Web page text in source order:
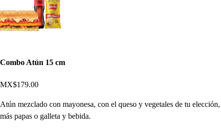
Combo Atún 15 cm
MX$179.00
Atún mezclado con mayonesa, con el queso y vegetales de tu elección,
más papas o galleta y bebida.